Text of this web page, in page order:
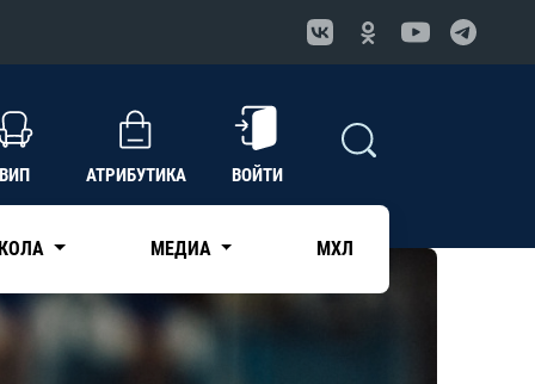
ВИП АТРИБУТИКА ВОЙТИ
МЕДИА МХЛ